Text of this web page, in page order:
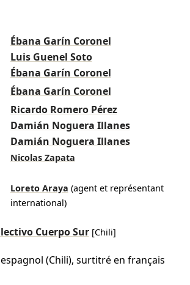
Ébana Garín Coronel
Luis Guenel Soto
Ébana Garín Coronel
Ébana Garín Coronel
Ricardo Romero Pérez
Damián Noguera Illanes
Damián Noguera Illanes
Nicolas Zapata
Loreto Araya (agent et représentant
international)
Cuerpo Sur[Chili]
(Chili), surtitré en français